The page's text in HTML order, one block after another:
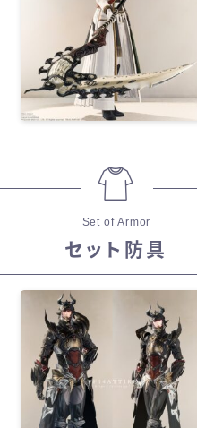
Set of Armor
セット防具